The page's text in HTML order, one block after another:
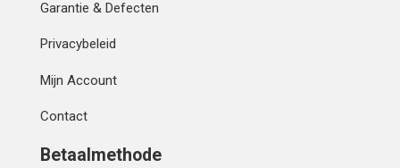
Garantie & Defecten
Privacybeleid
Mijn Account
Contact
Betaalmethode